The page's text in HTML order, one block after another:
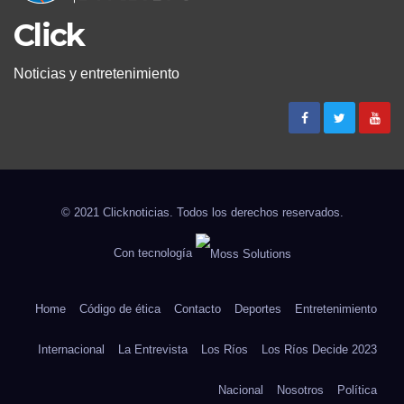
Click
Noticias y entretenimiento
© 2021 Clicknoticias. Todos los derechos reservados.
Con tecnología
Home Código de ética Contacto Deportes Entretenimiento
Internacional La Entrevista Los Ríos Los Ríos Decide 2023
Nacional Nosotros Política